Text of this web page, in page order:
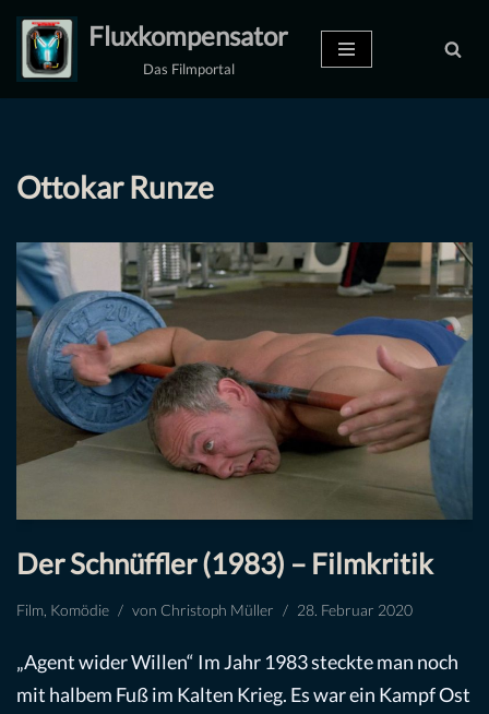
Zum
Inhalt
Fluxkompensator
Das Filmportal
Ottokar Runze
Der Schnüffler (1983) – Filmkritik
Film Komödie von Christoph Müller 28. Februar 2020
„Agent wider Willen“ Im Jahr 1983 steckte man noch
mit halbem Fuß im Kalten Krieg. Es war ein Kampf Ost